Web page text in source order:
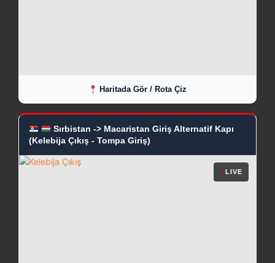
Haritada Gör / Rota Çiz
Sırbistan -> Macaristan Giriş Alternatif Kapı
(Kelebija Çıkış - Tompa Giriş)
● LIVE